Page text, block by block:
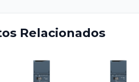
Relacionados